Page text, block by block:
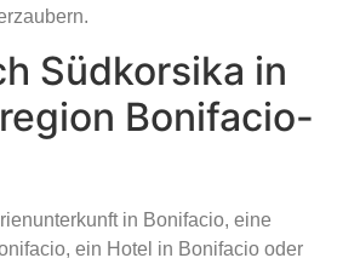
Südkorsika in
Bonifacio-
in Bonifacio, eine
ein Hotel in Bonifacio oder